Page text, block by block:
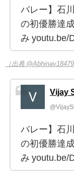
バレー】石
の初優勝達
み youtu.be/
（出典
Vijay
バレー】石
の初優勝達
み youtu.be/